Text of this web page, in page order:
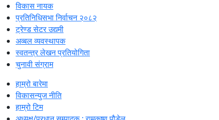
विकास नायक
प्रतिनिधिसभा निर्वाचन २०८२
ट्रेण्ड सेटर उद्यमी
अव्बल व्यवस्थापक
स्वतन्त्र लेखन प्रतियोगिता
चुनावी संग्राम
हाम्रो बारेमा
विकासन्युज नीति
हाम्रो टिम